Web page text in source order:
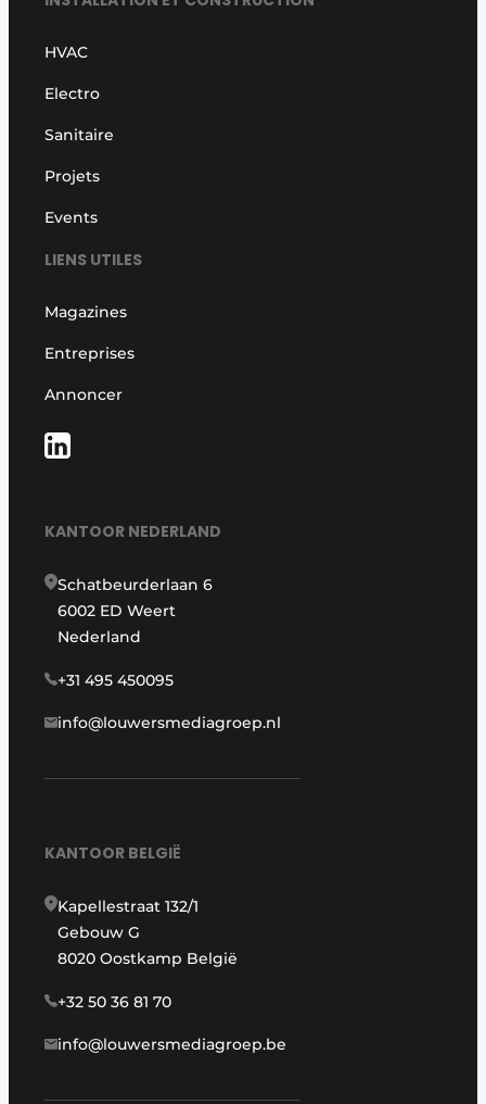
HVAC
Electro
Sanitaire
Projets
Events
LIENS UTILES
Magazines
Entreprises
Annoncer
KANTOOR NEDERLAND
Schatbeurderlaan 6
6002 ED Weert
Nederland
+31 495 450095
info@louwersmediagroep.nl
KANTOOR BELGIË
Kapellestraat 132/1
Gebouw G
8020 Oostkamp België
+32 50 36 81 70
info@louwersmediagroep.be